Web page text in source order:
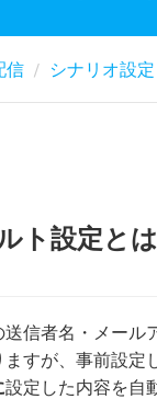
信 シナリオ設定
ト設定と
信者名・メール
すが、事前設定
設定した内容を自